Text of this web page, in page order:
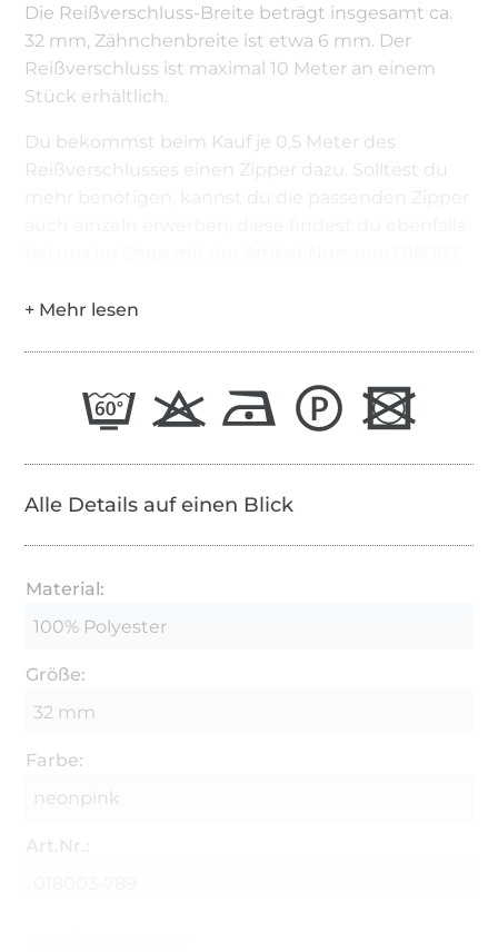
Die Reißverschluss-Breite beträgt insgesamt ca.
32 mm, Zähnchenbreite ist etwa 6 mm. Der
Reißverschluss ist maximal 10 Meter an einem
Stück erhältlich.
Du bekommst beim Kauf je 0,5 Meter des
Reißverschlusses einen Zipper dazu. Solltest du
Alle Details auf einen Blick
Material:
100% Polyester
Größe:
32 mm
Farbe:
neonpink
Art.Nr.: